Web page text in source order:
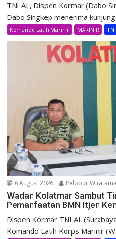
TNI AL, Dispen Kormar (Dabo
Dabo Singkep menerima
Komando Latih Marinir MARINIR
6 August 2026 Pelopor Wiratama
Wadan Kolatmar Sambut
Pemanfaatan BMN Itjen
Dispen Kormar TNI AL
Komando Latih Korps Marinir